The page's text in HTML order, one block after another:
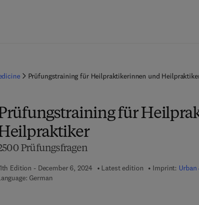
Prüfungstraining für Heilpraktikerinnen und
für
Prüfungsfragen
Edition - December 6, 2024 Latest edition Imprint:
German